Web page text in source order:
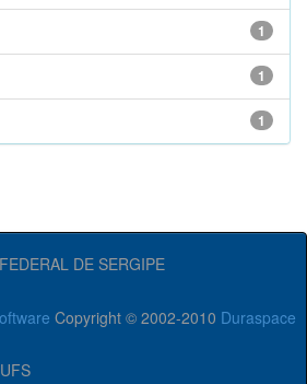
1
1
1
DE SERGIPE
Copyright © 2002-2010 Duraspace